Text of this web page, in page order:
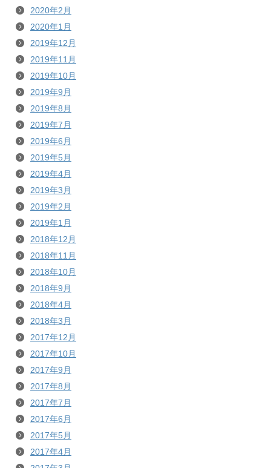
2020年2月
2020年1月
2019年12月
2019年11月
2019年10月
2019年9月
2019年8月
2019年7月
2019年6月
2019年5月
2019年4月
2019年3月
2019年2月
2019年1月
2018年12月
2018年11月
2018年10月
2018年9月
2018年4月
2018年3月
2017年12月
2017年10月
2017年9月
2017年8月
2017年7月
2017年6月
2017年5月
2017年4月